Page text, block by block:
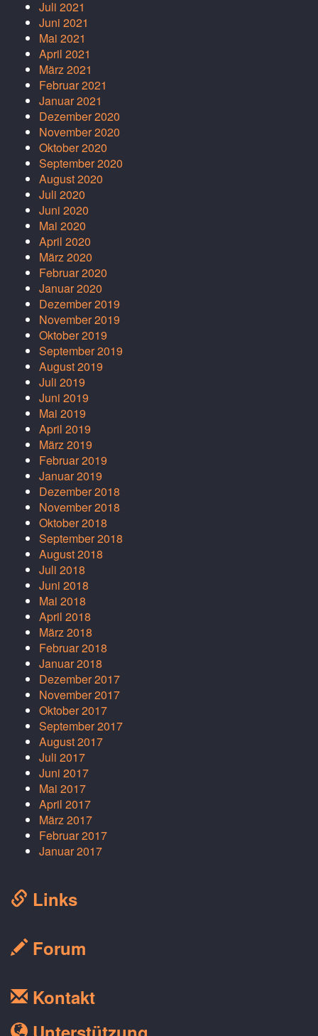
Juli 2021
Juni 2021
Mai 2021
April 2021
März 2021
Februar 2021
Januar 2021
Dezember 2020
November 2020
Oktober 2020
September 2020
August 2020
Juli 2020
Juni 2020
Mai 2020
April 2020
März 2020
Februar 2020
Januar 2020
Dezember 2019
November 2019
Oktober 2019
September 2019
August 2019
Juli 2019
Juni 2019
Mai 2019
April 2019
März 2019
Februar 2019
Januar 2019
Dezember 2018
November 2018
Oktober 2018
September 2018
August 2018
Juli 2018
Juni 2018
Mai 2018
April 2018
März 2018
Februar 2018
Januar 2018
Dezember 2017
November 2017
Oktober 2017
September 2017
August 2017
Juli 2017
Juni 2017
Mai 2017
April 2017
März 2017
Februar 2017
Januar 2017
Links
Forum
Kontakt